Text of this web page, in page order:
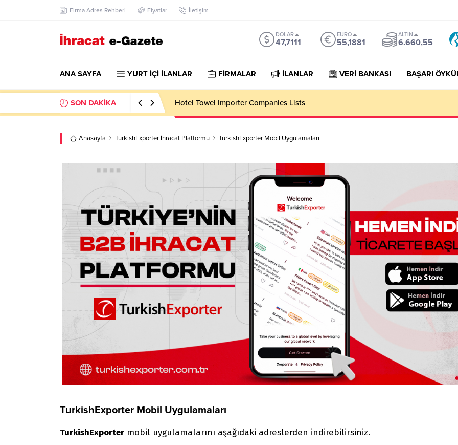
Firma Adres Rehberi Fiyatlar İletişim
DOLAR
47,7111
EURO
55,1881
ALTIN
6.660,55
ANA SAYFA YURT İÇİ İLANLAR FİRMALAR İLANLAR VERİ BANKASI BAŞARI
SON DAKİKA Hotel Towel Importer Companies Lists
Anasayfa TurkishExporter İhracat Platformu TurkishExporter Mobil Uygulamaları
TurkishExporter Mobil Uygulamaları
TurkishExporter mobil uygulamalarını aşağıdaki adreslerden indirebilirsiniz.